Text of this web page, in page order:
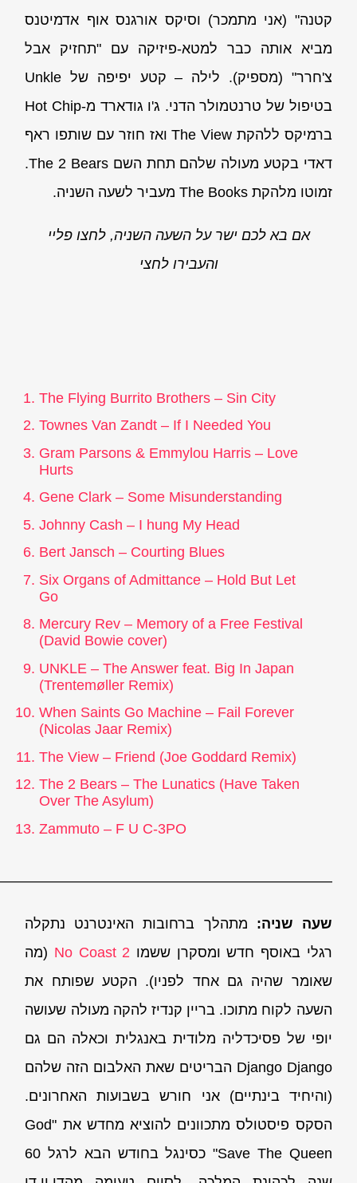
קטנה" (אני מתמכר) וסיקס אורגנס אוף אדמיטנס
מביא אותה כבר למטא-פיזיקה עם "תחזיק אבל
צ'חרר" (מספיק). לילה – קטע יפיפה של Unkle
בטיפול של טרנטמולר הדני. ג'ו גודארד מ-Hot Chip
ברמיקס ללהקת The View ואז חוזר עם שותפו ראף
דאדי בקטע מעולה שלהם תחת השם The 2 Bears.
זמוטו מלהקת The Books מעביר לשעה השניה.
אם בא לכם ישר על השעה השניה, לחצו פליי
והעבירו לחצי
The Flying Burrito Brothers – Sin City
Townes Van Zandt – If I Needed You
Gram Parsons & Emmylou Harris – Love
Hurts
Gene Clark – Some Misunderstanding
Johnny Cash – I hung My Head
Bert Jansch – Courting Blues
Six Organs of Admittance – Hold But Let
Go
Mercury Rev – Memory of a Free Festival
(David Bowie cover)
UNKLE – The Answer feat. Big In Japan
(Trentemøller Remix)
When Saints Go Machine – Fail Forever
(Nicolas Jaar Remix)
The View – Friend (Joe Goddard Remix)
The 2 Bears – The Lunatics (Have Taken
Over The Asylum)
Zammuto – F U C-3PO
שעה שניה: מתהלך ברחובות האינטרנט נתקלה
רגלי באוסף חדש ומסקרן ששמו No Coast 2 (מה
שאומר שהיה גם אחד לפניו). הקטע שפותח את
השעה לקוח מתוכו. בריין קנדיז להקה מעולה שעושה
יופי של פסיכדליה מלודית באנגלית וכאלה הם גם
Django Django הבריטים שאת האלבום הזה שלהם
(והיחיד בינתיים) אני חורש בשבועות האחרונים.
הסקס פיסטולס מתכוונים להוציא מחדש את "God
Save The Queen" כסינגל בחודש הבא לרגל 60